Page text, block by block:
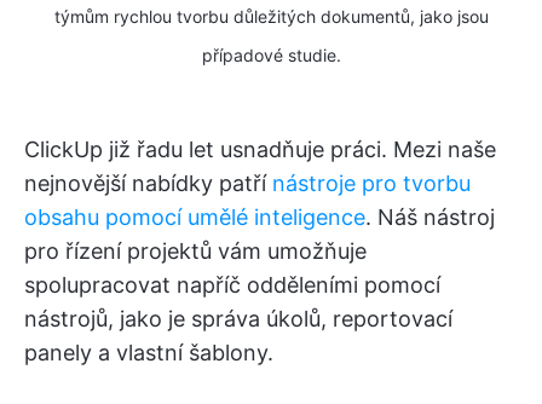
týmům rychlou tvorbu důležitých dokumentů, jako jsou
případové studie.
ClickUp již řadu let usnadňuje práci. Mezi naše
nejnovější nabídky patří nástroje pro tvorbu
obsahu pomocí umělé inteligence. Náš nástroj
pro řízení projektů vám umožňuje
spolupracovat napříč odděleními pomocí
nástrojů, jako je správa úkolů, reportovací
panely a vlastní šablony.